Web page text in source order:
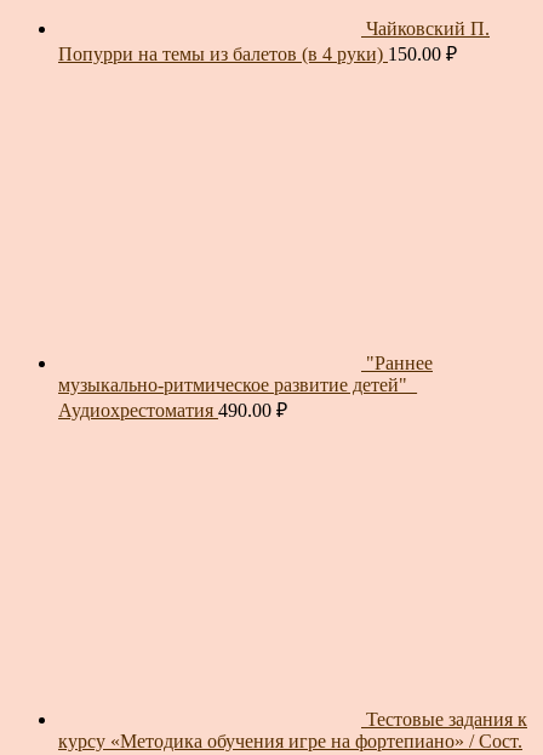
Чайковский П.
Попурри на темы из балетов (в 4 руки) 150.00 ₽
"Раннее
музыкально-ритмическое развитие детей"_
Аудиохрестоматия 490.00 ₽
Тестовые задания к
курсу «Методика обучения игре на фортепиано» / Сост.